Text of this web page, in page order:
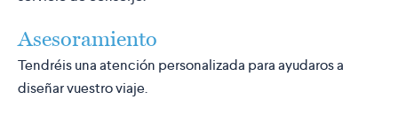
Asesoramiento
Tendréis una atención personalizada para ayudaros a
diseñar vuestro viaje.